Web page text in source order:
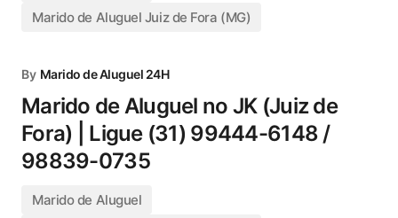
Marido de Aluguel Juiz de Fora (MG)
By Marido de Aluguel 24H
Marido de Aluguel no JK (Juiz de
Fora) | Ligue (31) 99444-6148 /
98839-0735
Marido de Aluguel